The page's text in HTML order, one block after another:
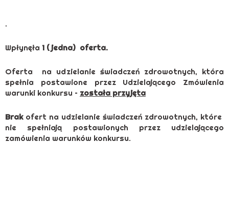
.
Wpłynęła 1 ( jedna) oferta.
Oferta na udzielanie świadczeń zdrowotnych, która
spełnia postawione przez Udzielającego Zmówienia
warunki konkursu – została przyjęta
Brakofert na udzielanie świadczeń zdrowotnych, które
nie spełniają postawionych przez udzielającego
zamówienia warunków konkursu.